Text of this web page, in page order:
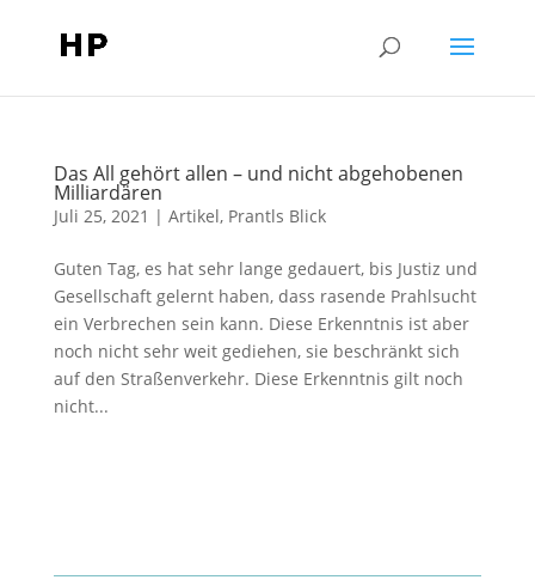
Das All gehört allen – und nicht abgehobenen
Milliardären
Juli 25, 2021 | Artikel, Prantls Blick
Guten Tag, es hat sehr lange gedauert, bis Justiz und
Gesellschaft gelernt haben, dass rasende Prahlsucht
ein Verbrechen sein kann. Diese Erkenntnis ist aber
noch nicht sehr weit gediehen, sie beschränkt sich
auf den Straßenverkehr. Diese Erkenntnis gilt noch
nicht...